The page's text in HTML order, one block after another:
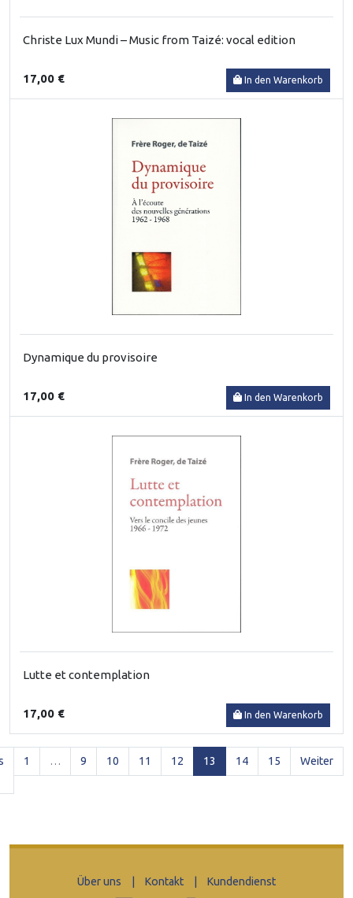
Christe Lux Mundi – Music from Taizé: vocal edition
17,00 € In den Warenkorb
Dynamique du provisoire
17,00 € In den Warenkorb
Lutte et contemplation
17,00 € In den Warenkorb
1 … 9 10 11 12 13 (current)
14 15 Weiter
Über uns Kontakt Kundendienst